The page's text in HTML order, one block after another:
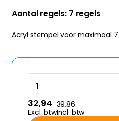
Aantal regels: 7 regels
Acryl stempel voor maximaal 7
32,94
Excl. btw
39,86
Incl. btw